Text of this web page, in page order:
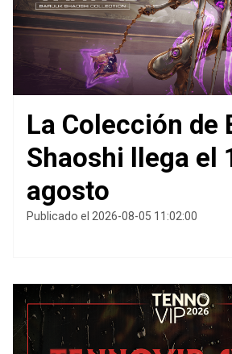
La Colección de
Shaoshi llega el
agosto
Publicado el 2026-08-05 11:02:00